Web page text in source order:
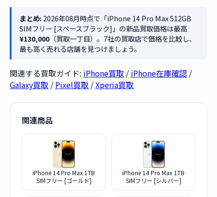
まとめ:2026年08月時点で「iPhone 14 Pro Max 512GB
SIMフリー [スペースブラック]」の新品買取価格は最高
¥130,000（買取一丁目）。7社の買取店で価格を比較し、
最も高く売れる店舗を見つけましょう。
関連する買取ガイド: iPhone買取 / iPhone在庫確認 /
Galaxy買取 / Pixel買取 /Xperia買取
関連商品
iPhone 14 Pro Max 1TB
SIMフリー [ゴールド]
iPhone 14 Pro Max 1TB
SIMフリー [シルバー]